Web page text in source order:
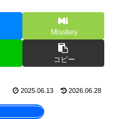
Misskey
コピー
2025.06.13 2026.06.28